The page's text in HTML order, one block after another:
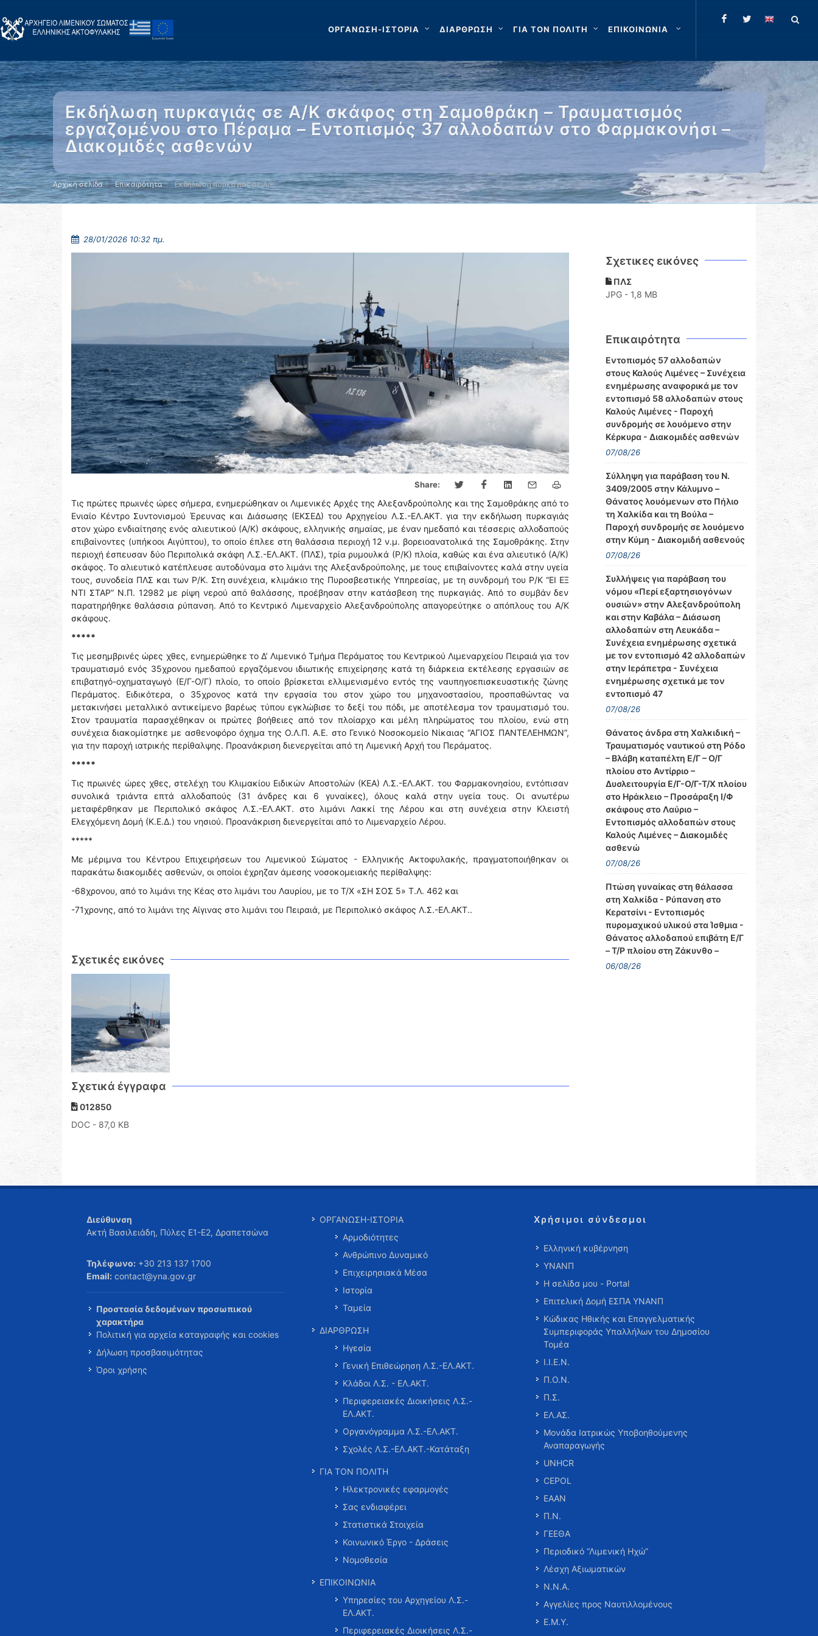
ΟΡΓΑΝΩΣΗ-ΙΣΤΟΡΙΑ ΔΙΑΡΘΡΩΣΗ ΓΙΑ ΤΟΝ ΠΟΛΙΤΗ ΕΠΙΚΟΙΝΩΝΙΑ
Εκδήλωση πυρκαγιάς σε Α/Κ σκάφος στη Σαμοθράκη – Τραυματισμός
εργαζομένου στο Πέραμα – Εντοπισμός 37 αλλοδαπών στο Φαρμακονήσι –
Διακομιδές ασθενών
Αρχική σελίδα Επικαιρότητα Εκδήλωση πυρκαγιάς σε Α/Κ …
28/01/2026 10:32 πμ.
Share:
Τις πρώτες πρωινές ώρες σήμερα, ενημερώθηκαν οι Λιμενικές Αρχές της Αλεξανδρούπολης και της Σαμοθράκης από το
Ενιαίο Κέντρο Συντονισμού Έρευνας και Διάσωσης (ΕΚΣΕΔ) του Αρχηγείου Λ.Σ.-ΕΛ.ΑΚΤ. για την εκδήλωση πυρκαγιάς
στον χώρο ενδιαίτησης ενός αλιευτικού (Α/Κ) σκάφους, ελληνικής σημαίας, με έναν ημεδαπό και τέσσερις αλλοδαπούς
επιβαίνοντες (υπήκοοι Αιγύπτου), το οποίο έπλεε στη θαλάσσια περιοχή 12 ν.μ. βορειοανατολικά της Σαμοθράκης. Στην
περιοχή έσπευσαν δύο Περιπολικά σκάφη Λ.Σ.-ΕΛ.ΑΚΤ. (ΠΛΣ), τρία ρυμουλκά (Ρ/Κ) πλοία, καθώς και ένα αλιευτικό (Α/Κ)
σκάφος. Το αλιευτικό κατέπλευσε αυτοδύναμα στο λιμάνι της Αλεξανδρούπολης, με τους επιβαίνοντες καλά στην υγεία
τους, συνοδεία ΠΛΣ και των Ρ/Κ. Στη συνέχεια, κλιμάκιο της Πυροσβεστικής Υπηρεσίας, με τη συνδρομή του Ρ/Κ “ΕΙ ΕΞ
ΝΤΙ ΣΤΑΡ” Ν.Π. 12982 με ρίψη νερού από θαλάσσης, προέβησαν στην κατάσβεση της πυρκαγιάς. Από το συμβάν δεν
παρατηρήθηκε θαλάσσια ρύπανση. Από το Κεντρικό Λιμεναρχείο Αλεξανδρούπολης απαγορεύτηκε ο απόπλους του Α/Κ
σκάφους.
*****
Τις μεσημβρινές ώρες χθες, ενημερώθηκε το Δ’ Λιμενικό Τμήμα Περάματος του Κεντρικού Λιμεναρχείου Πειραιά για τον
τραυματισμό ενός 35χρονου ημεδαπού εργαζόμενου ιδιωτικής επιχείρησης κατά τη διάρκεια εκτέλεσης εργασιών σε
επιβατηγό-οχηματαγωγό (Ε/Γ-Ο/Γ) πλοίο, το οποίο βρίσκεται ελλιμενισμένο εντός της ναυπηγοεπισκευαστικής ζώνης
Περάματος. Ειδικότερα, ο 35χρονος κατά την εργασία του στον χώρο του μηχανοστασίου, προσπαθώντας να
μετακινήσει μεταλλικό αντικείμενο βαρέως τύπου εγκλώβισε το δεξί του πόδι, με αποτέλεσμα τον τραυματισμό του.
Στον τραυματία παρασχέθηκαν οι πρώτες βοήθειες από τον πλοίαρχο και μέλη πληρώματος του πλοίου, ενώ στη
συνέχεια διακομίστηκε με ασθενοφόρο όχημα της Ο.Λ.Π. Α.Ε. στο Γενικό Νοσοκομείο Νίκαιας “ΑΓΙΟΣ ΠΑΝΤΕΛΕΗΜΩΝ”,
για την παροχή ιατρικής περίθαλψης. Προανάκριση διενεργείται από τη Λιμενική Αρχή του Περάματος.
*****
Τις πρωινές ώρες χθες, στελέχη του Κλιμακίου Ειδικών Αποστολών (ΚΕΑ) Λ.Σ.-ΕΛ.ΑΚΤ. του Φαρμακονησίου, εντόπισαν
συνολικά τριάντα επτά αλλοδαπούς (31 άνδρες και 6 γυναίκες), όλους καλά στην υγεία τους. Οι ανωτέρω
μεταφέρθηκαν με Περιπολικό σκάφος Λ.Σ.-ΕΛ.ΑΚΤ. στο λιμάνι Λακκί της Λέρου και στη συνέχεια στην Κλειστή
Ελεγχόμενη Δομή (Κ.Ε.Δ.) του νησιού. Προανάκριση διενεργείται από το Λιμεναρχείο Λέρου.
*****
Με μέριμνα του Κέντρου Επιχειρήσεων του Λιμενικού Σώματος - Ελληνικής Ακτοφυλακής, πραγματοποιήθηκαν οι
παρακάτω διακομιδές ασθενών, οι οποίοι έχρηζαν άμεσης νοσοκομειακής περίθαλψης:
-68χρονου, από το λιμάνι της Κέας στο λιμάνι του Λαυρίου, με το Τ/Χ «ΣΗ ΣΟΣ 5» Τ.Λ. 462 και
-71χρονης, από το λιμάνι της Αίγινας στο λιμάνι του Πειραιά, με Περιπολικό σκάφος Λ.Σ.-ΕΛ.ΑΚΤ..
Σχετικές εικόνες
Σχετικά έγγραφα
012850
DOC - 87,0 KB
Σχετικες εικόνες
ΠΛΣ
JPG - 1,8 MB
Επικαιρότητα
Εντοπισμός 57 αλλοδαπών
στους Καλούς Λιμένες – Συνέχεια
ενημέρωσης αναφορικά με τον
εντοπισμό 58 αλλοδαπών στους
Καλούς Λιμένες - Παροχή
συνδρομής σε λουόμενο στην
Κέρκυρα - Διακομιδές ασθενών
07/08/26
Σύλληψη για παράβαση του Ν.
3409/2005 στην Κάλυμνο –
Θάνατος λουόμενων στο Πήλιο
τη Χαλκίδα και τη Βούλα –
Παροχή συνδρομής σε λουόμενο
στην Κύμη - Διακομιδή ασθενούς
07/08/26
Συλλήψεις για παράβαση του
νόμου «Περί εξαρτησιογόνων
ουσιών» στην Αλεξανδρούπολη
και στην Καβάλα – Διάσωση
αλλοδαπών στη Λευκάδα –
Συνέχεια ενημέρωσης σχετικά
με τον εντοπισμό 42 αλλοδαπών
στην Ιεράπετρα - Συνέχεια
ενημέρωσης σχετικά με τον
εντοπισμό 47
07/08/26
Θάνατος άνδρα στη Χαλκιδική –
Τραυματισμός ναυτικού στη Ρόδο
– Βλάβη καταπέλτη Ε/Γ – Ο/Γ
πλοίου στο Αντίρριο –
Δυσλειτουργία Ε/Γ-Ο/Γ-Τ/Χ πλοίου
στο Ηράκλειο – Προσάραξη Ι/Φ
σκάφους στο Λαύριο –
Εντοπισμός αλλοδαπών στους
Καλούς Λιμένες – Διακομιδές
ασθενώ
07/08/26
Πτώση γυναίκας στη θάλασσα
στη Χαλκίδα - Ρύπανση στο
Κερατσίνι - Εντοπισμός
πυρομαχικού υλικού στα Ίσθμια -
Θάνατος αλλοδαπού επιβάτη Ε/Γ
– Τ/Ρ πλοίου στη Ζάκυνθο –
06/08/26
Διεύθυνση
Ακτή Βασιλειάδη, Πύλες Ε1-Ε2, Δραπετσώνα
Τηλέφωνο: +30 213 137 1700
Email: contact@yna.gov.gr
Προστασία δεδομένων προσωπικού
χαρακτήρα
Πολιτική για αρχεία καταγραφής και cookies
Δήλωση προσβασιμότητας
Όροι χρήσης
ΟΡΓΑΝΩΣΗ-ΙΣΤΟΡΙΑ
Αρμοδιότητες
Ανθρώπινο Δυναμικό
Επιχειρησιακά Μέσα
Ιστορία
Ταμεία
ΔΙΑΡΘΡΩΣΗ
Ηγεσία
Γενική Επιθεώρηση Λ.Σ.-ΕΛ.ΑΚΤ.
Κλάδοι Λ.Σ. - ΕΛ.ΑΚΤ.
Περιφερειακές Διοικήσεις Λ.Σ.-
ΕΛ.ΑΚΤ.
Οργανόγραμμα Λ.Σ.-ΕΛ.ΑΚΤ.
Σχολές Λ.Σ.-ΕΛ.ΑΚΤ.-Κατάταξη
ΓΙΑ ΤΟΝ ΠΟΛΙΤΗ
Ηλεκτρονικές εφαρμογές
Σας ενδιαφέρει
Στατιστικά Στοιχεία
Κοινωνικό Έργο - Δράσεις
Νομοθεσία
ΕΠΙΚΟΙΝΩΝΙΑ
Υπηρεσίες του Αρχηγείου Λ.Σ.-
ΕΛ.ΑΚΤ.
Περιφερειακές Διοικήσεις Λ.Σ.-
Χρήσιμοι σύνδεσμοι
Ελληνική κυβέρνηση
ΥΝΑΝΠ
Η σελίδα μου - Portal
Επιτελική Δομή ΕΣΠΑ ΥΝΑΝΠ
Κώδικας Ηθικής και Επαγγελματικής
Συμπεριφοράς Υπαλλήλων του Δημοσίου
Τομέα
Ι.Ι.Ε.Ν.
Π.Ο.Ν.
Π.Σ.
ΕΛ.ΑΣ.
Μονάδα Ιατρικώς Υποβοηθούμενης
Αναπαραγωγής
UNHCR
CEPOL
ΕΑΑΝ
Π.Ν.
ΓΕΕΘΑ
Περιοδικό “Λιμενική Ηχώ”
Λέσχη Αξιωματικών
Ν.Ν.Α.
Αγγελίες προς Ναυτιλλομένους
Ε.Μ.Υ.